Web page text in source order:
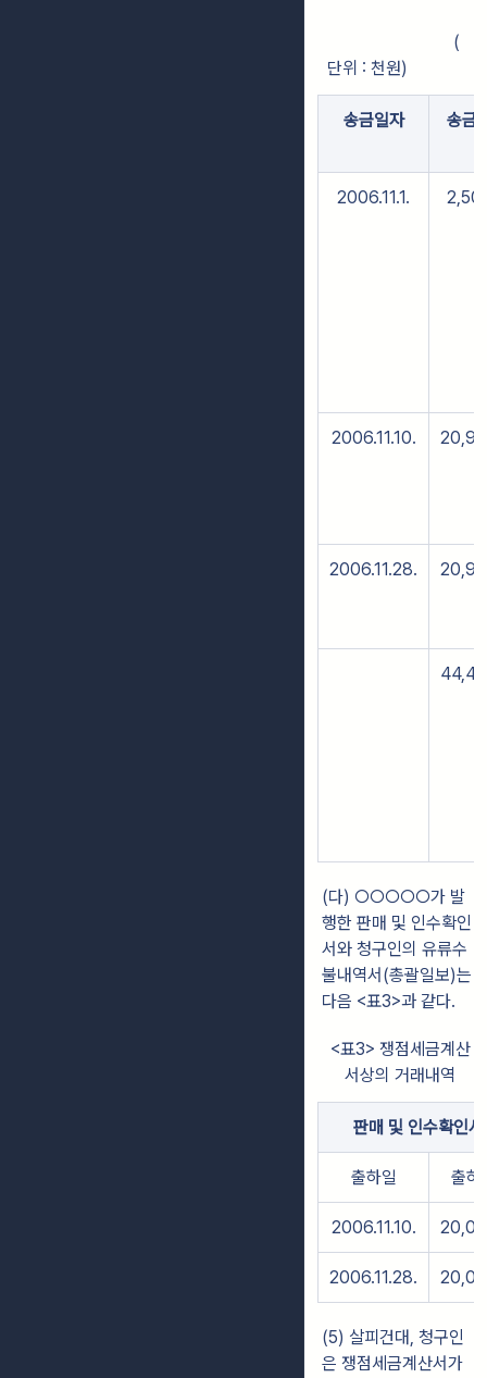
(
단위 : 천원)
송금일자 송금
2006.11.1.
2006.11.10.
2006.11.28.
(다) ○○○○○가 발
행한 판매 및 인수확인
서와 청구인의 유류수
불내역서(총괄일보)는
다음 <표3>과 같다.
<표3> 쟁점세금계산
서상의 거래내역
판매 및 인수확인서
출하일 출하
2006.11.10.
2006.11.28.
(5) 살피건대, 청구인
은 쟁점세금계산서가